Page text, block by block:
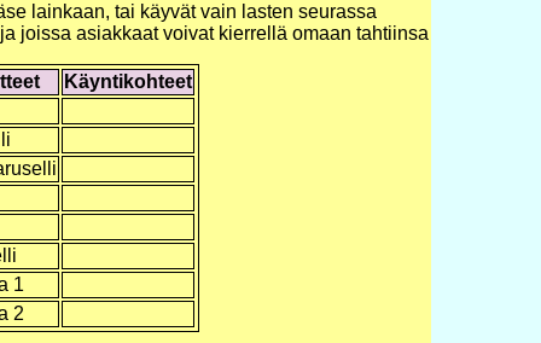
lainkaan, tai käyvät vain lasten seurassa
joissa asiakkaat voivat kierrellä omaan tahtiinsa
Käyntikohteet
1
2